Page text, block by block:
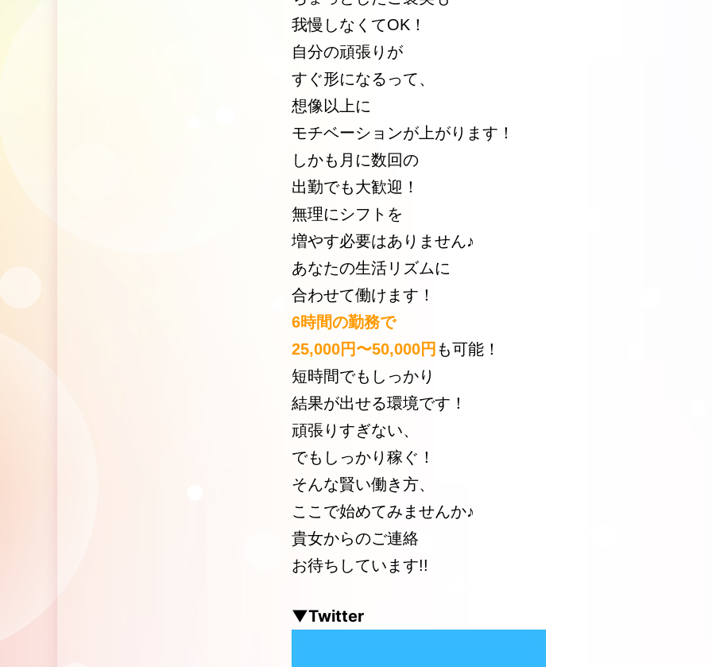
我慢しなくてOK！
自分の頑張りが
すぐ形になるって、
想像以上に
モチベーションが上がります！
しかも月に数回の
出勤でも大歓迎！
無理にシフトを
増やす必要はありません♪
あなたの生活リズムに
合わせて働けます！
6時間の勤務で
25,000円〜50,000円 も可能！
短時間でもしっかり
結果が出せる環境です！
頑張りすぎない、
でもしっかり稼ぐ！
そんな賢い働き方、
ここで始めてみませんか♪
貴女からのご連絡
お待ちしています!!
▼Twitter